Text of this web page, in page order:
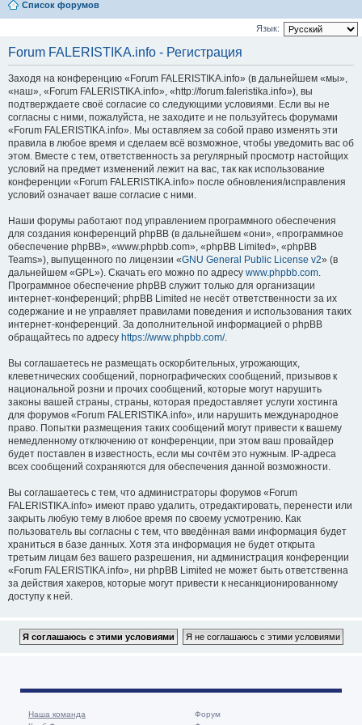
Список форумов
Язык:
Forum FALERISTIKA.info - Регистрация
Заходя на конференцию «Forum FALERISTIKA.info» (в дальнейшем «мы»,
«наш», «Forum FALERISTIKA.info», «http://forum.faleristika.info»), вы
подтверждаете своё согласие со следующими условиями. Если вы не
согласны с ними, пожалуйста, не заходите и не пользуйтесь форумами
«Forum FALERISTIKA.info». Мы оставляем за собой право изменять эти
правила в любое время и сделаем всё возможное, чтобы уведомить вас об
этом. Вместе с тем, ответственность за регулярный просмотр настойщих
условий на предмет изменений лежит на вас, так как использование
конференции «Forum FALERISTIKA.info» после обновления/исправления
условий означает ваше согласие с ними.
Наши форумы работают под управлением программного обеспечения
для создания конференций phpBB (в дальнейшем «они», «программное
обеспечение phpBB», «www.phpbb.com», «phpBB Limited», «phpBB
Teams»), выпущенного по лицензии «GNU General Public License v2» (в
дальнейшем «GPL»). Скачать его можно по адресу www.phpbb.com.
Программное обеспечение phpBB служит только для организации
интернет-конференций; phpBB Limited не несёт ответственности за их
содержание и не управляет правилами поведения и использования таких
интернет-конференций. За дополнительной информацией о phpBB
обращайтесь по адресу https://www.phpbb.com/.
Вы соглашаетесь не размещать оскорбительных, угрожающих,
клеветнических сообщений, порнографических сообщений, призывов к
национальной розни и прочих сообщений, которые могут нарушить
законы вашей страны, страны, которая предоставляет услуги хостинга
для форумов «Forum FALERISTIKA.info», или нарушить международное
право. Попытки размещения таких сообщений могут привести к вашему
немедленному отключению от конференции, при этом ваш провайдер
будет поставлен в известность, если мы сочтём это нужным. IP-адреса
всех сообщений сохраняются для обеспечения данной возможности.
Вы соглашаетесь с тем, что администраторы форумов «Forum
FALERISTIKA.info» имеют право удалить, отредактировать, перенести или
закрыть любую тему в любое время по своему усмотрению. Как
пользователь вы согласны с тем, что введённая вами информация будет
храниться в базе данных. Хотя эта информация не будет открыта
третьим лицам без вашего разрешения, ни администрация конференции
«Forum FALERISTIKA.info», ни phpBB Limited не может быть ответственна
за действия хакеров, которые могут привести к несанкционированному
доступу к ней.
Наша команда
Форум